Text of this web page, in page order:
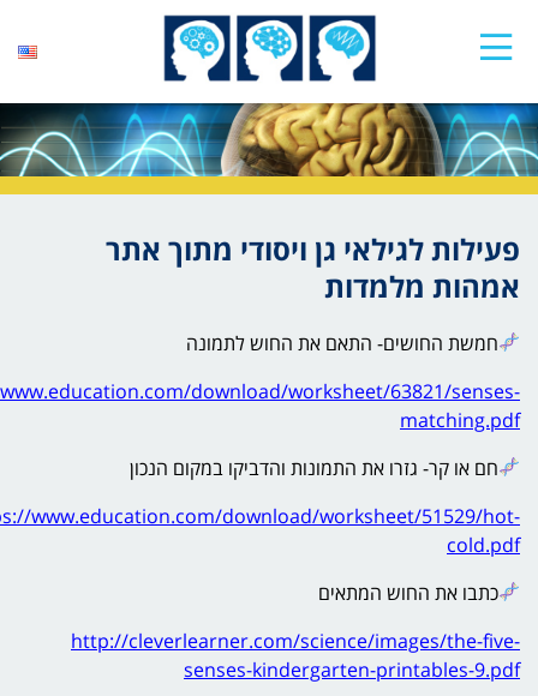
פעילות לגילאי גן ויסודי מתוך אתר
אמהות מלמדות
חמשת החושים- התאם את החוש לתמונה
download/worksheet/63821/senses-
matching.pdf
חם או קר- גזרו את התמונות והדביקו במקום הנכון
www.education.com/download/worksheet/51529/hot-
cold.pdf
כתבו את החוש המתאים
http://cleverlearner.com/science/images/the-five-
senses-kindergarten-printables-9.pdf